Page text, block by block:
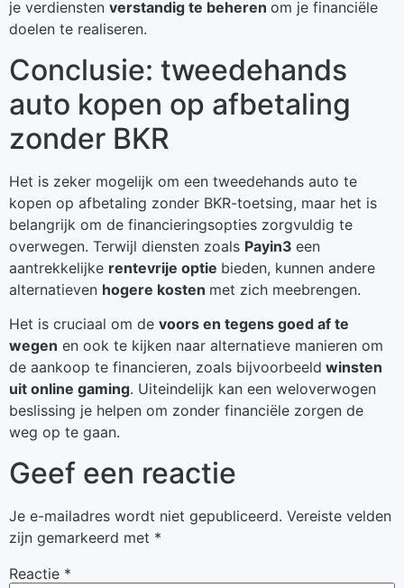
je verdiensten verstandig te beheren om je financiële
doelen te realiseren.
Conclusie: tweedehands
auto kopen op afbetaling
zonder BKR
Het is zeker mogelijk om een tweedehands auto te
kopen op afbetaling zonder BKR-toetsing, maar het is
belangrijk om de financieringsopties zorgvuldig te
overwegen. Terwijl diensten zoals Payin3 een
aantrekkelijke rentevrije optie bieden, kunnen andere
alternatieven hogere kosten met zich meebrengen.
Het is cruciaal om de voors en tegens goed af te
wegen en ook te kijken naar alternatieve manieren om
de aankoop te financieren, zoals bijvoorbeeld winsten
uit online gaming. Uiteindelijk kan een weloverwogen
beslissing je helpen om zonder financiële zorgen de
weg op te gaan.
Geef een reactie
Je e-mailadres wordt niet gepubliceerd. Vereiste velden
zijn gemarkeerd met *
Reactie *